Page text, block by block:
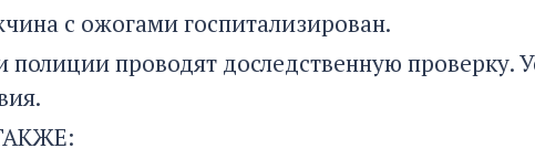
с ожогами госпитализирован.
полиции проводят доследственную проверку.